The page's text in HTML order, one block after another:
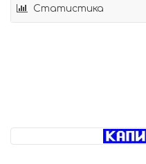
Статистика